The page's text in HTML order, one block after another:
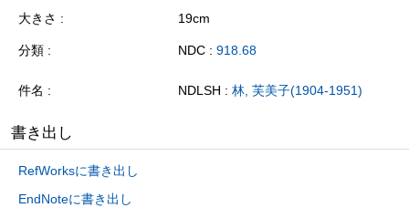
大きさ
19cm
分類 NDC : 918.68
件名 NDLSH : 林, 芙美子(1904-1951)
書き出し
RefWorksに書き出し
EndNoteに書き出し